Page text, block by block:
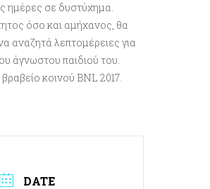
ημέρες σε δυστύχημα.
όσο και αμήχανος, θα
αναζητά λεπτομέρειες για
άγνωστου παιδιού του.
κοινού BNL 2017.
DATE